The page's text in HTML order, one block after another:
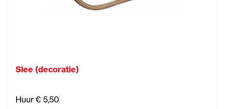
Slee (decoratie)
Huur € 5,50